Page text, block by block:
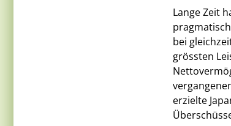
Lange Zeit
bei
grössten
erzielte